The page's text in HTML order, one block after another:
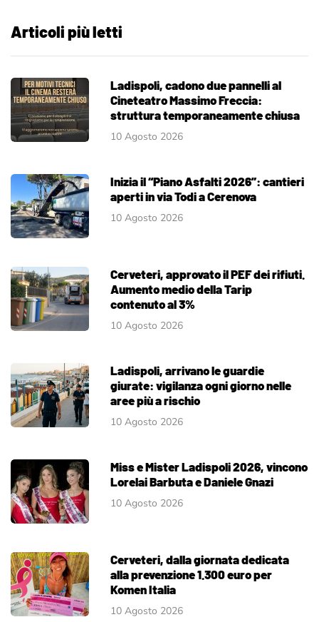
Articoli più letti
Ladispoli, cadono due pannelli al
Cineteatro Massimo Freccia:
struttura temporaneamente chiusa
10 Agosto 2026
Inizia il “Piano Asfalti 2026”: cantieri
aperti in via Todi a Cerenova
10 Agosto 2026
Cerveteri, approvato il PEF dei rifiuti.
Aumento medio della Tarip
contenuto al 3%
10 Agosto 2026
Ladispoli, arrivano le guardie
giurate: vigilanza ogni giorno nelle
aree più a rischio
10 Agosto 2026
Miss e Mister Ladispoli 2026, vincono
Lorelai Barbuta e Daniele Gnazi
10 Agosto 2026
Cerveteri, dalla giornata dedicata
alla prevenzione 1.300 euro per
Komen Italia
10 Agosto 2026